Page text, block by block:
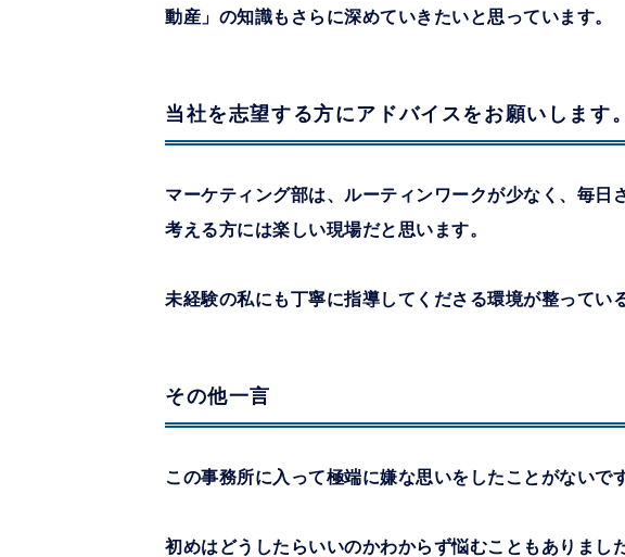
動産」の知識もさらに深めていきたいと思っています。
当社を志望する方にアドバイスをお願いします。
マーケティング部は、ルーティンワークが少なく、毎
考える方には楽しい現場だと思います。
未経験の私にも丁寧に指導してくださる環境が整ってい
その他一言
この事務所に入って極端に嫌な思いをしたことがないです
初めはどうしたらいいのかわからず悩むこともありました